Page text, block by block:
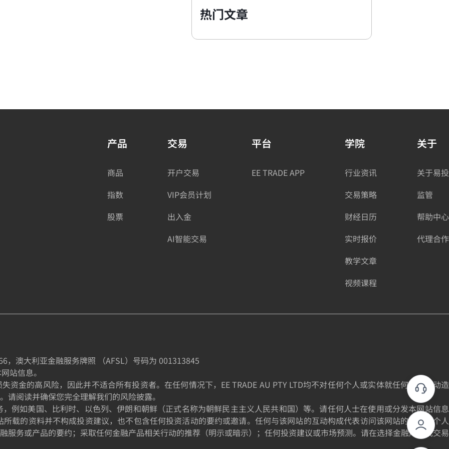
热门文章
产品
商品
指数
股票
交易
开户交易
VIP会员计划
出入金
AI智能交易
平台
EE TRADE APP
学院
行业资讯
交易策略
财经日历
实时报价
教学文章
视频课程
关于
关于易投
监管
帮助中心
代理合作
，澳大利亚金融服务牌照 （AFSL）号码为 001313845
站信息。
金的高风险，因此并不适合所有投资者。在任何情况下，EE TRADE AU PTY LTD均不对任何个人或实体就任何投资活动造
阅读并确保您完全理解我们的风险披露。
，例如美国、比利时、以色列、伊朗和朝鲜（正式名称为朝鲜民主主义人民共和国）等。请任何人士在使用或分发本网站信息
载的资料并不构成投资建议，也不包含任何投资活动的要约或邀请。任何与该网站的互动构成代表访问该网站的个人的个人
服务或产品的要约；采取任何金融产品相关行动的推荐（明示或暗示）；任何投资建议或市场预测。请在选择金融产品或交易